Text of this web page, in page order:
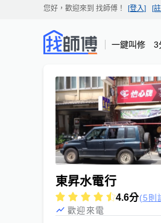
您好，歡迎來到 找師傅 ！ [登入] [
一鍵叫修 3
東昇水電行
4.6分(5則
歡迎來電